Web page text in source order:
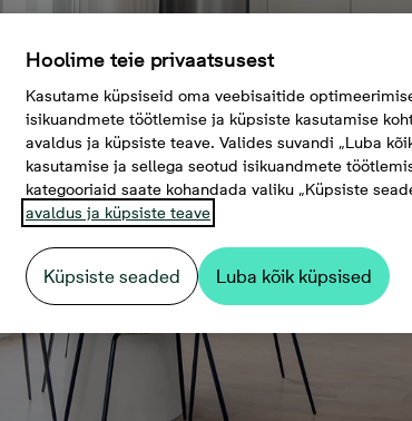
Hoolime teie privaatsusest
Kasutame küpsiseid oma veebisaitide
isikuandmete töötlemise ja küpsiste kasutamise
avaldus ja küpsiste teave. Valides suvandi „Luba
kasutamise ja sellega seotud isikuandmete
kategooriaid saate kohandada valiku „Küpsiste
avaldus ja küpsiste teave
Küpsiste seaded Luba kõik küpsised